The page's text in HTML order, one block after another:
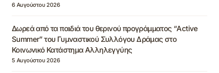
6 Αυγούστου 2026
Δωρεά από τα παιδιά του θερινού προγράμματος “Active
Summer” του Γυμναστικού Συλλόγου Δράμας στο
Κοινωνικό Κατάστημα Αλληλεγγύης
5 Αυγούστου 2026